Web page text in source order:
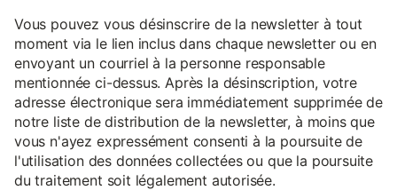
Vous pouvez vous désinscrire de la newsletter à tout
moment via le lien inclus dans chaque newsletter ou en
envoyant un courriel à la personne responsable
mentionnée ci-dessus. Après la désinscription, votre
adresse électronique sera immédiatement supprimée de
notre liste de distribution de la newsletter, à moins que
vous n'ayez expressément consenti à la poursuite de
l'utilisation des données collectées ou que la poursuite
du traitement soit légalement autorisée.